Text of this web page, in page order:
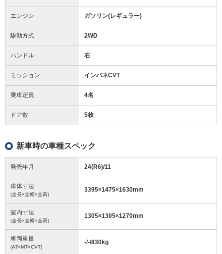
エンジン ガソリン(レギュラー)
駆動方式 2WD
ハンドル 右
ミッション インパネCVT
乗車定員 4名
ドア数 5枚
新車時の車種スペック
発売年月 24(R6)/11
車体寸法
(全長×全幅×全高)
3395×1475×1630mm
室内寸法
(全長×全幅×全高)
1305×1305×1270mm
車両重量
(AT×MT×CVT)
-/-/830kg